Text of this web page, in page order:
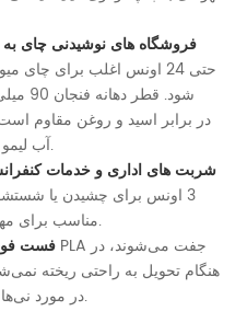
فروشگاه های نوشیدنی چای
حتی 24 اونس اغلب برای
شود.
آب لیمو نیز دیواره داخلی را خورده نمی کند.
شربت های اداری و خدمات
مناسب برای مهمانی ها یا نوشیدنی های سرد بزرگ.
فست
هنگام تحویل به راحتی ریخته
در مورد نی‌ها و درب‌های پلاستیکی مطابقت دارند.